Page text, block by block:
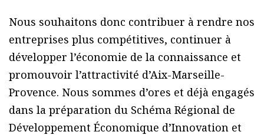
Nous souhaitons donc contribuer à rendre nos
entreprises plus compétitives, continuer à
développer l’économie de la connaissance et
promouvoir l’attractivité d’Aix-Marseille-
Provence. Nous sommes d’ores et déjà engagés
dans la préparation du Schéma Régional de
Développement Économique d’Innovation et